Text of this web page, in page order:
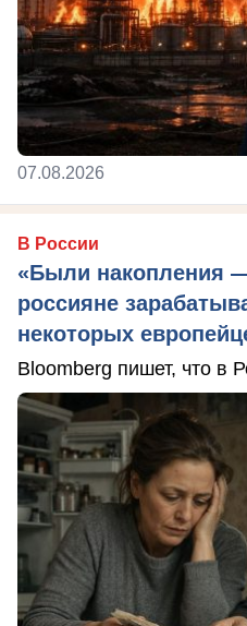
07.08.2026
В России
«Были накопления
россияне
некоторых
Bloomberg пишет, что в